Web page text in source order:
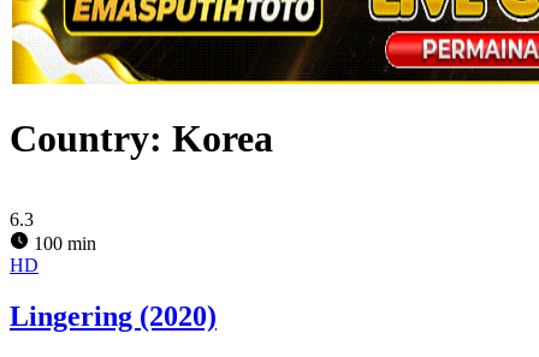
Country: Korea
6.3
100 min
HD
Lingering (2020)